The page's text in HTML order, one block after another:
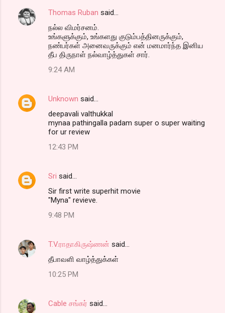
Thomas Ruban said…
நல்ல விமர்சனம்.
உங்களுக்கும், உங்களது குடும்பத்தினருக்கும்,
நண்பர்கள் அனைவருக்கும் என் மனமார்ந்த இனிய
தீப திருநாள் நல்வாழ்த்துகள் சார்.
9:24 AM
Unknown said…
deepavali valthukkal
mynaa pathingalla padam super o super waiting
for ur review
12:43 PM
Sri said…
Sir first write superhit movie
"Myna" revieve.
9:48 PM
T.V.ராதாகிருஷ்ணன் said…
தீபாவளி வாழ்த்துக்கள்
10:25 PM
Cable சங்கர் said…